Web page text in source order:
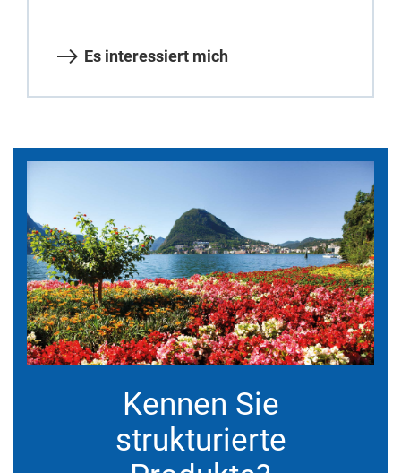
Es interessiert mich
Kennen Sie
strukturierte